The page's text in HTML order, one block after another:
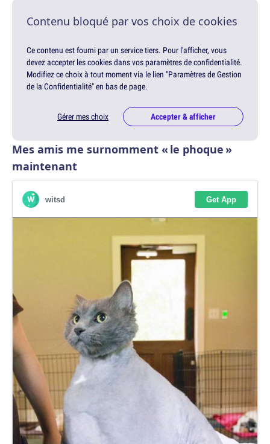
Contenu bloqué par vos choix de cookies
Ce contenu est fourni par un service tiers. Pour l'afficher, vous
devez accepter les cookies dans vos paramètres de confidentialité.
Modifiez ce choix à tout moment via le lien "Paramètres de Gestion
de la Confidentialité" en bas de page.
Gérer mes choix Accepter & afficher
Mes amis me surnomment « le phoque »
maintenant